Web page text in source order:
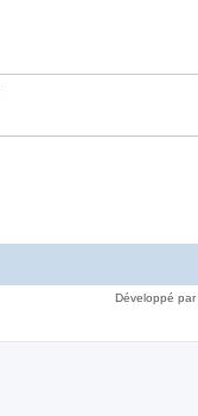
Développé par